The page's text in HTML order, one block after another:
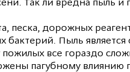
Так ли вредна пыль и
песка, дорожных
Пыль
пожилых все гораздо
пагубному влиянию